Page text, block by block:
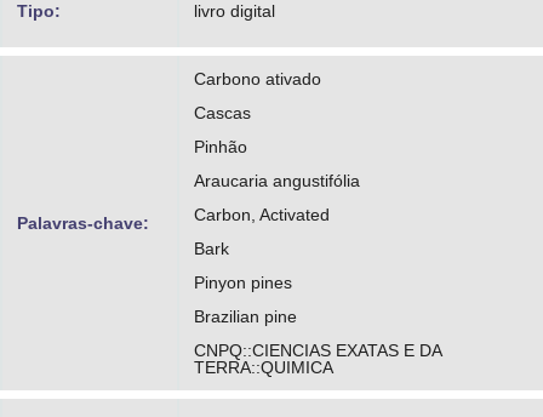
Tipo: livro digital
Palavras-chave:
Carbono ativado
Cascas
Pinhão
Araucaria angustifólia
Carbon, Activated
Bark
Pinyon pines
Brazilian pine
CNPQ::CIENCIAS EXATAS E DA
TERRA::QUIMICA